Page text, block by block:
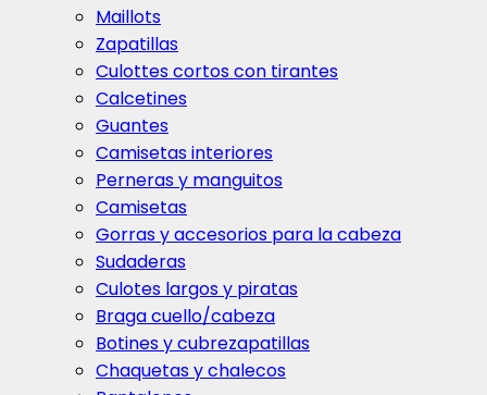
Maillots
Zapatillas
Culottes cortos con tirantes
Calcetines
Guantes
Camisetas interiores
Perneras y manguitos
Camisetas
Gorras y accesorios para la cabeza
Sudaderas
Culotes largos y piratas
Braga cuello/cabeza
Botines y cubrezapatillas
Chaquetas y chalecos